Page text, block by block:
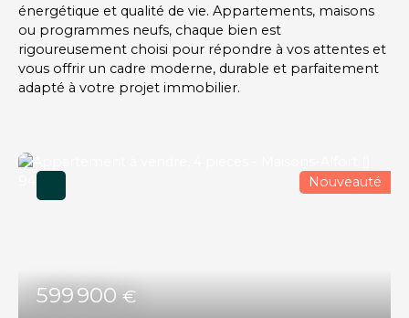
énergétique et qualité de vie. Appartements, maisons
ou programmes neufs, chaque bien est
rigoureusement choisi pour répondre à vos attentes et
vous offrir un cadre moderne, durable et parfaitement
adapté à votre projet immobilier.
599 900€
Nouveauté